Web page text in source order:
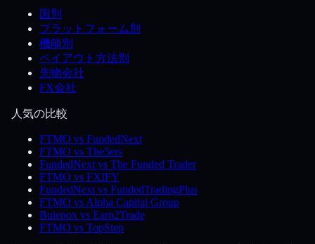
国別
プラットフォーム別
機能別
ペイアウト方法別
先物会社
FX会社
人気の比較
FTMO vs FundedNext
FTMO vs The5ers
FundedNext vs The Funded Trader
FTMO vs FXIFY
FundedNext vs FundedTradingPlus
FTMO vs Alpha Capital Group
Bulenox vs Earn2Trade
FTMO vs TopStep